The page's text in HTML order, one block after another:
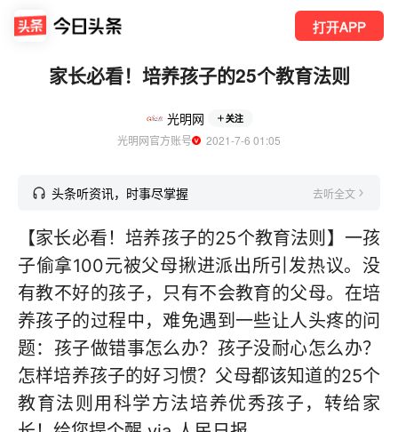
打开APP
家长必看！培养孩子的25个教育法则
光明网 关注
光明网官方账号
  2021-7-6 01:05
头条听资讯，时事尽掌握 去听全文
【家长必看！培养孩子的25个教育法则】一孩
子偷拿100元被父母揪进派出所引发热议。没
有教不好的孩子，只有不会教育的父母。在培
养孩子的过程中，难免遇到一些让人头疼的问
题：孩子做错事怎么办？孩子没耐心怎么办？
怎样培养孩子的好习惯？父母都该知道的25个
教育法则用科学方法培养优秀孩子，转给家